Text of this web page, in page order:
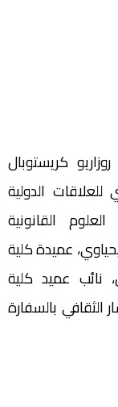
كريستوبال
الدولية
القانونية
عميدة كلية
نائب عميد كلية
الثقافي بالسفارة